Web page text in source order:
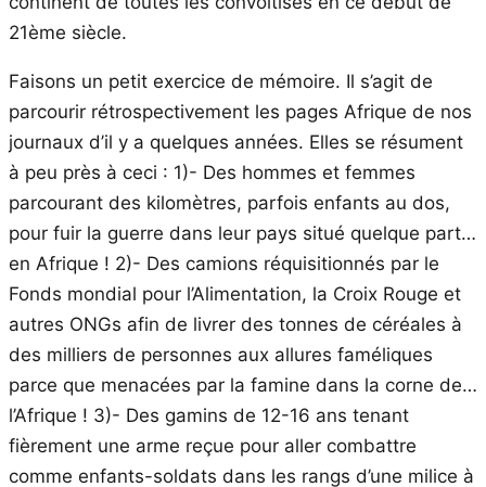
21ème siècle.
Faisons un petit exercice de mémoire. Il s’agit de
parcourir rétrospectivement les pages Afrique de nos
journaux d’il y a quelques années. Elles se résument
à peu près à ceci : 1)- Des hommes et femmes
parcourant des kilomètres, parfois enfants au dos,
pour fuir la guerre dans leur pays situé quelque part…
en Afrique ! 2)- Des camions réquisitionnés par le
Fonds mondial pour l’Alimentation, la Croix Rouge et
autres ONGs afin de livrer des tonnes de céréales à
des milliers de personnes aux allures faméliques
parce que menacées par la famine dans la corne de…
l’Afrique ! 3)- Des gamins de 12-16 ans tenant
fièrement une arme reçue pour aller combattre
comme enfants-soldats dans les rangs d’une milice à